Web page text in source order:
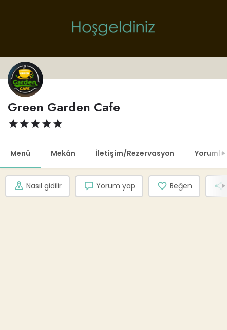
Green Garden Cafe
Menü Mekân İletişim/Rezervasyon
Nasıl gidilir Yorum yap Beğen